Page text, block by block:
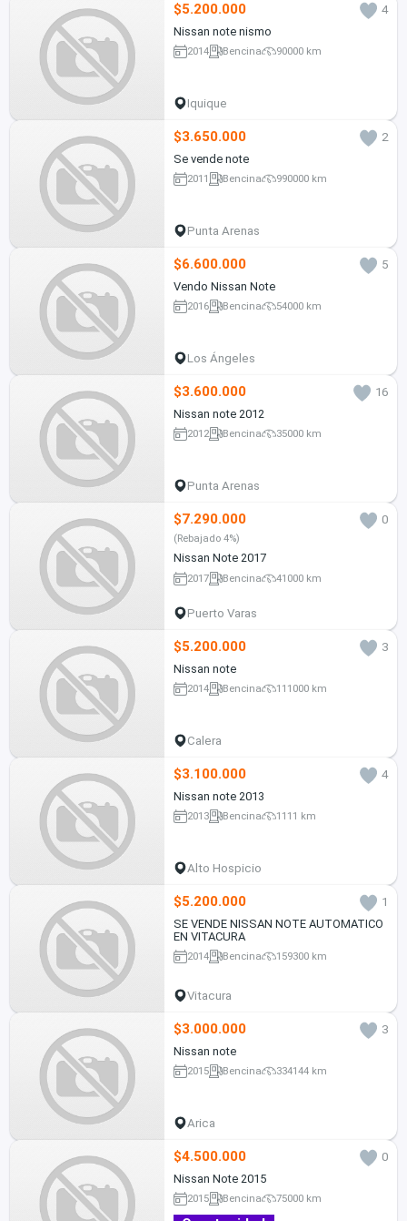
$5.200.000
4
Nissan note nismo
2014 Bencina 90000 km
Iquique
$3.650.000
2
Se vende note
2011 Bencina 990000 km
Punta Arenas
$6.600.000
5
Vendo Nissan Note
2016 Bencina 54000 km
Los Ángeles
$3.600.000
16
Nissan note 2012
2012 Bencina 35000 km
Punta Arenas
$7.290.000 0
(Rebajado 4%)
Nissan Note 2017
2017 Bencina 41000 km
Puerto Varas
$5.200.000
3
Nissan note
2014 Bencina 111000 km
Calera
$3.100.000
4
Nissan note 2013
2013 Bencina 1111 km
Alto Hospicio
$5.200.000
1
SE VENDE NISSAN NOTE AUTOMATICO
EN VITACURA
2014 Bencina 159300 km
Vitacura
$3.000.000
3
Nissan note
2015 Bencina 334144 km
Arica
$4.500.000
0
Nissan Note 2015
2015 Bencina 75000 km